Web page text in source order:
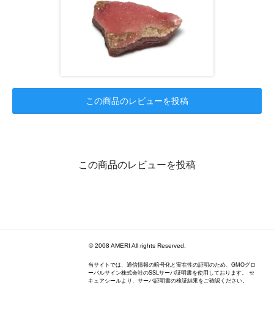
この商品のレビューを投稿
この商品のレビューを投稿
© 2008 AMERI All rights Reserved.
当サイトでは、通信情報の暗号化と実在性の証明のため、GMOグロ
ーバルサイン株式会社のSSLサーバ証明書を使用しております。 セ
キュアシールより、サーバ証明書の検証結果をご確認ください。